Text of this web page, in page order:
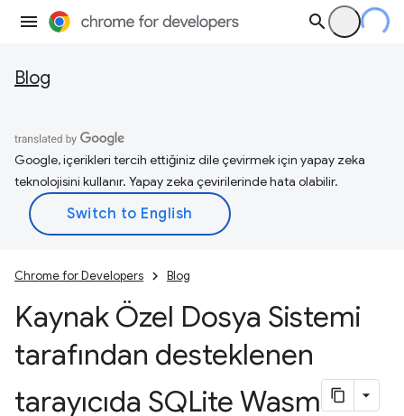
Blog
Google, içerikleri tercih ettiğiniz dile çevirmek için yapay zeka
teknolojisini kullanır. Yapay zeka çevirilerinde hata olabilir.
Chrome for Developers Blog
Kaynak Özel Dosya Sistemi
tarafından desteklenen
tarayıcıda SQLite Wasm